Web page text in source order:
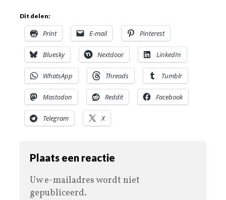
Dit delen:
Print E-mail Pinterest
Bluesky Nextdoor LinkedIn
WhatsApp Threads Tumblr
Mastodon Reddit Facebook
Telegram X
Plaats een reactie
Uw e-mailadres wordt niet
gepubliceerd.